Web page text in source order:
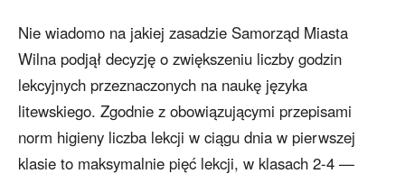
Nie wiadomo na jakiej zasadzie Samorząd Miasta
Wilna podjął decyzję o zwiększeniu liczby godzin
lekcyjnych przeznaczonych na naukę języka
litewskiego. Zgodnie z obowiązującymi przepisami
norm higieny liczba lekcji w ciągu dnia w pierwszej
klasie to maksymalnie pięć lekcji, w klasach 2-4 —